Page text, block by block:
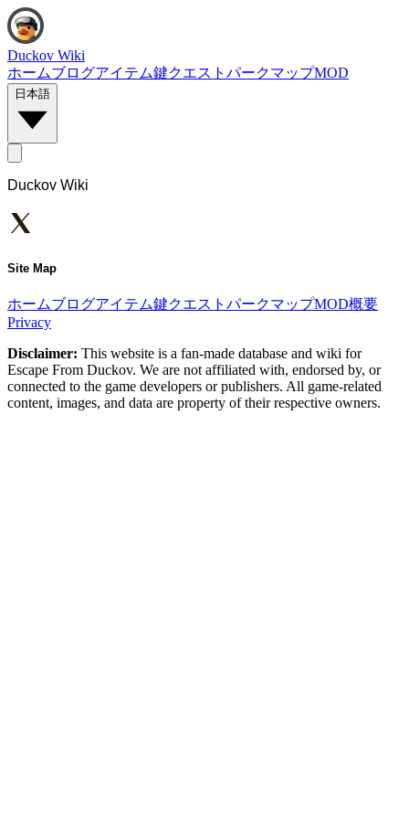
Duckov Wiki
ホームブログアイテム鍵クエスト パークマップMOD
日本語
Duckov Wiki
Site Map
ホームブログアイテム鍵クエスト パークマップMOD概要
Privacy
Disclaimer: This website is a fan-made database and wiki for
Escape From Duckov. We are not affiliated with, endorsed by, or
connected to the game developers or publishers. All game-related
content, images, and data are property of their respective owners.